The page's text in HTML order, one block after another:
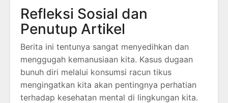
Refleksi Sosial dan
Penutup Artikel
Berita ini tentunya sangat menyedihkan dan
menggugah kemanusiaan kita. Kasus dugaan
bunuh diri melalui konsumsi racun tikus
mengingatkan kita akan pentingnya perhatian
terhadap kesehatan mental di lingkungan kita.